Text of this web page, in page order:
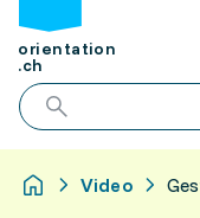
orientation
.ch
Video